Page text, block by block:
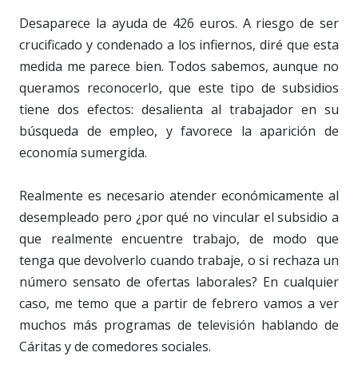
Desaparece la ayuda de 426 euros. A riesgo de ser
crucificado y condenado a los infiernos, diré que esta
medida me parece bien. Todos sabemos, aunque no
queramos reconocerlo, que este tipo de subsidios
tiene dos efectos: desalienta al trabajador en su
búsqueda de empleo, y favorece la aparición de
economía sumergida.
Realmente es necesario atender económicamente al
desempleado pero ¿por qué no vincular el subsidio a
que realmente encuentre trabajo, de modo que
tenga que devolverlo cuando trabaje, o si rechaza un
número sensato de ofertas laborales? En cualquier
caso, me temo que a partir de febrero vamos a ver
muchos más programas de televisión hablando de
Cáritas y de comedores sociales.